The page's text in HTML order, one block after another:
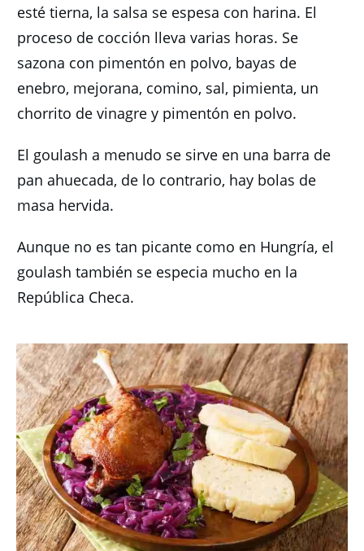
esté tierna, la salsa se espesa con harina. El
proceso de cocción lleva varias horas. Se
sazona con pimentón en polvo, bayas de
enebro, mejorana, comino, sal, pimienta, un
chorrito de vinagre y pimentón en polvo.
El goulash a menudo se sirve en una barra de
pan ahuecada, de lo contrario, hay bolas de
masa hervida.
Aunque no es tan picante como en Hungría, el
goulash también se especia mucho en la
República Checa.